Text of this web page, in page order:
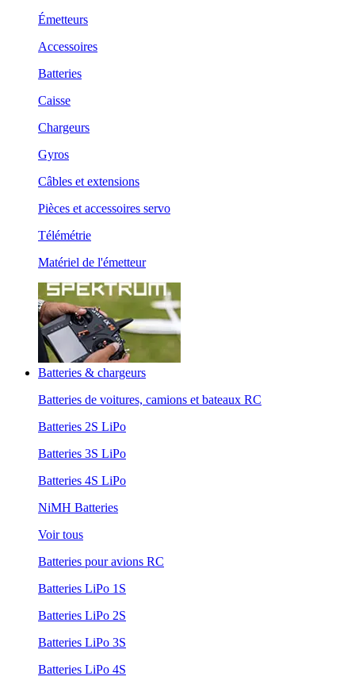
Émetteurs
Accessoires
Batteries
Caisse
Chargeurs
Gyros
Câbles et extensions
Pièces et accessoires servo
Télémétrie
Matériel de l'émetteur
Batteries & chargeurs
Batteries de voitures, camions et bateaux RC
Batteries 2S LiPo
Batteries 3S LiPo
Batteries 4S LiPo
NiMH Batteries
Voir tous
Batteries pour avions RC
Batteries LiPo 1S
Batteries LiPo 2S
Batteries LiPo 3S
Batteries LiPo 4S